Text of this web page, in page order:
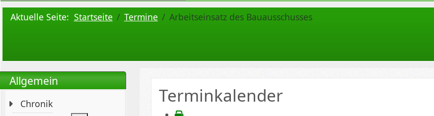
Aktuelle Seite: Startseite Termine Arbeitseinsatz des Bauausschusses
Allgemein
Chronik
Terminkalender